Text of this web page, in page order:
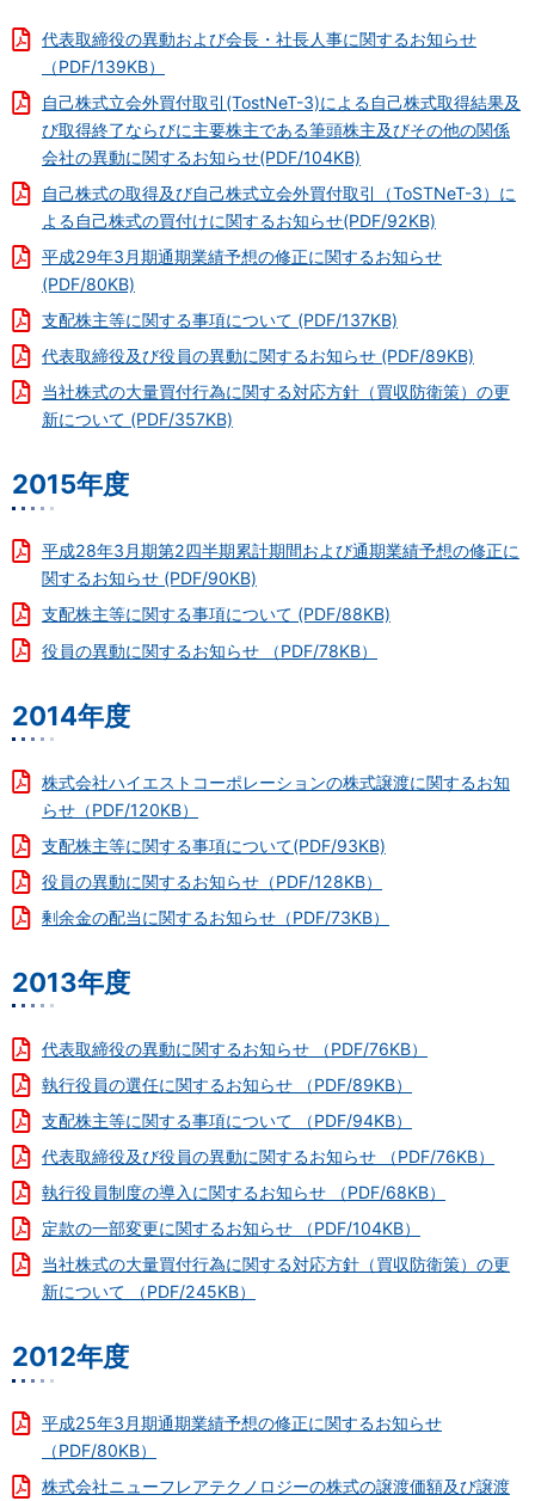
代表取締役の異動および会長・社長人事に関するお知らせ
（PDF/139KB）
自己株式立会外買付取引(TostNeT-3)による自己株式取得結果及
び取得終了ならびに主要株主である筆頭株主及びその他の関係
会社の異動に関するお知らせ(PDF/104KB)
自己株式の取得及び自己株式立会外買付取引（ToSTNeT-3）に
よる自己株式の買付けに関するお知らせ(PDF/92KB)
平成29年3月期通期業績予想の修正に関するお知らせ
(PDF/80KB)
支配株主等に関する事項について (PDF/137KB)
代表取締役及び役員の異動に関するお知らせ (PDF/89KB)
当社株式の大量買付行為に関する対応方針（買収防衛策）の更
新について (PDF/357KB)
2015年度
平成28年3月期第2四半期累計期間および通期業績予想の修正に
関するお知らせ (PDF/90KB)
支配株主等に関する事項について (PDF/88KB)
役員の異動に関するお知らせ （PDF/78KB）
2014年度
株式会社ハイエストコーポレーションの株式譲渡に関するお知
らせ（PDF/120KB）
支配株主等に関する事項について(PDF/93KB)
役員の異動に関するお知らせ（PDF/128KB）
剰余金の配当に関するお知らせ（PDF/73KB）
2013年度
代表取締役の異動に関するお知らせ （PDF/76KB）
執行役員の選任に関するお知らせ （PDF/89KB）
支配株主等に関する事項について （PDF/94KB）
代表取締役及び役員の異動に関するお知らせ （PDF/76KB）
執行役員制度の導入に関するお知らせ （PDF/68KB）
定款の一部変更に関するお知らせ （PDF/104KB）
当社株式の大量買付行為に関する対応方針（買収防衛策）の更
新について （PDF/245KB）
2012年度
平成25年3月期通期業績予想の修正に関するお知らせ
（PDF/80KB）
株式会社ニューフレアテクノロジーの株式の譲渡価額及び譲渡